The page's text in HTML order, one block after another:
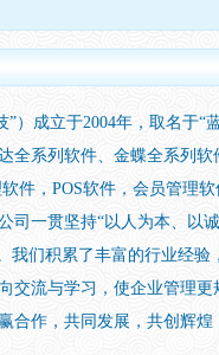
成立于2004年，取名于“
全系列软件、金蝶全系列
件，POS软件，会员管理
司一贯坚持“以人为本、以
我们积累了丰富的行业经
交流与学习，使企业管理
合作，共同发展，共创辉煌